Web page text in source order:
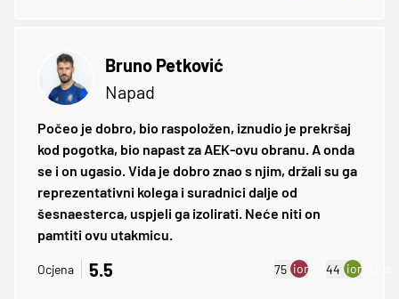
Bruno Petković
Napad
Počeo je dobro, bio raspoložen, iznudio je prekršaj
kod pogotka, bio napast za AEK-ovu obranu. A onda
se i on ugasio. Vida je dobro znao s njim, držali su ga
reprezentativni kolega i suradnici dalje od
šesnaesterca, uspjeli ga izolirati. Neće niti on
pamtiti ovu utakmicu.
Ocjena 5.5 75 ion:minus
44 ion:plus